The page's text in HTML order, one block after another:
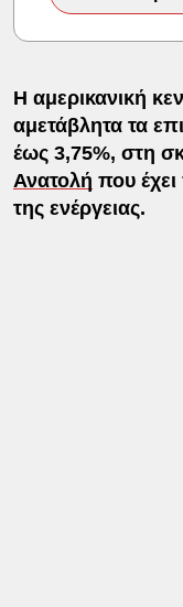
Η αμερικανική
αμετάβλητα τα
έως 3,75%, στη
Ανατολή που
της ενέργειας.